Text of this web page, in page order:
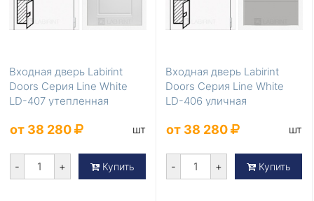
Входная дверь Labirint
Doors Серия Line White
LD-407 утепленная
от 38 280 шт
- + Купить
Входная дверь Labirint
Doors Серия Line White
LD-406 уличная
от 38 280 шт
- + Купить